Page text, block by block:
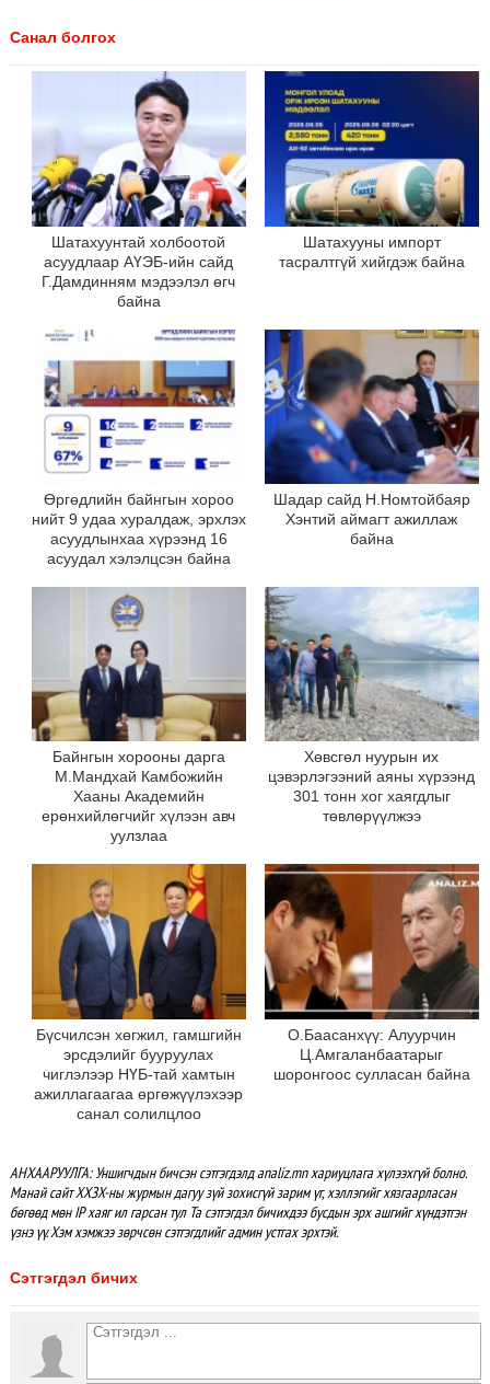
Санал болгох
Шатахуунтай холбоотой
асуудлаар АҮЭБ-ийн сайд
Г.Дамдинням мэдээлэл өгч
байна
Шатахууны импорт
тасралтгүй хийгдэж байна
Өргөдлийн байнгын хороо
нийт 9 удаа хуралдаж, эрхлэх
асуудлынхаа хүрээнд 16
асуудал хэлэлцсэн байна
Шадар сайд Н.Номтойбаяр
Хэнтий аймагт ажиллаж
байна
Байнгын хорооны дарга
М.Мандхай Камбожийн
Хааны Академийн
ерөнхийлөгчийг хүлээн авч
уулзлаа
Хөвсгөл нуурын их
цэвэрлэгээний аяны хүрээнд
301 тонн хог хаягдлыг
төвлөрүүлжээ
Бүсчилсэн хөгжил, гамшгийн
эрсдэлийг бууруулах
чиглэлээр НҮБ-тай хамтын
ажиллагаагаа өргөжүүлэхээр
санал солилцлоо
О.Баасанхүү: Алуурчин
Ц.Амгаланбаатарыг
шоронгоос сулласан байна
АНХААРУУЛГА: Уншигчдын бичсэн сэтгэгдэлд analiz.mn хариуцлага хүлээхгүй болно.
Манай сайт ХХЗХ-ны журмын дагуу зүй зохисгүй зарим үг, хэллэгийг хязгаарласан
бөгөөд мөн IP хаяг ил гарсан тул Та сэтгэгдэл бичихдээ бусдын эрх ашгийг хүндэтгэн
үзнэ үү. Хэм хэмжээ зөрчсөн сэтгэгдлийг админ устгах эрхтэй.
Сэтгэгдэл бичих